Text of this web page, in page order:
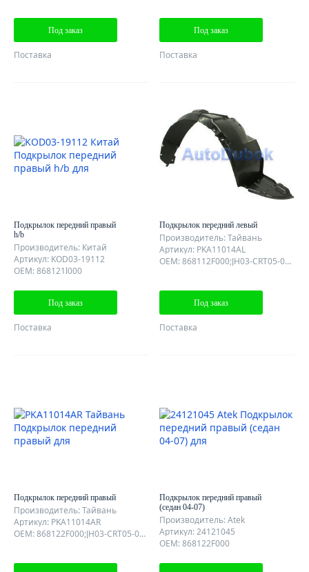
Под заказ
Поставка
Под заказ
Поставка
Подкрылок передний правый
h/b
Производитель: Китай
Артикул: KOD03-19112
OEM: 868121l000
Под заказ
Поставка
Подкрылок передний левый
Производитель: Тайвань
Артикул: PKA11014AL
OEM: 868112F000;JH03-CRT05-032L
Под заказ
Поставка
Подкрылок передний правый
Производитель: Тайвань
Артикул: PKA11014AR
OEM: 868122F000;JH03-CRT05-032R
Подкрылок передний правый
(седан 04-07)
Производитель: Atek
Артикул: 24121045
OEM: 868122F000